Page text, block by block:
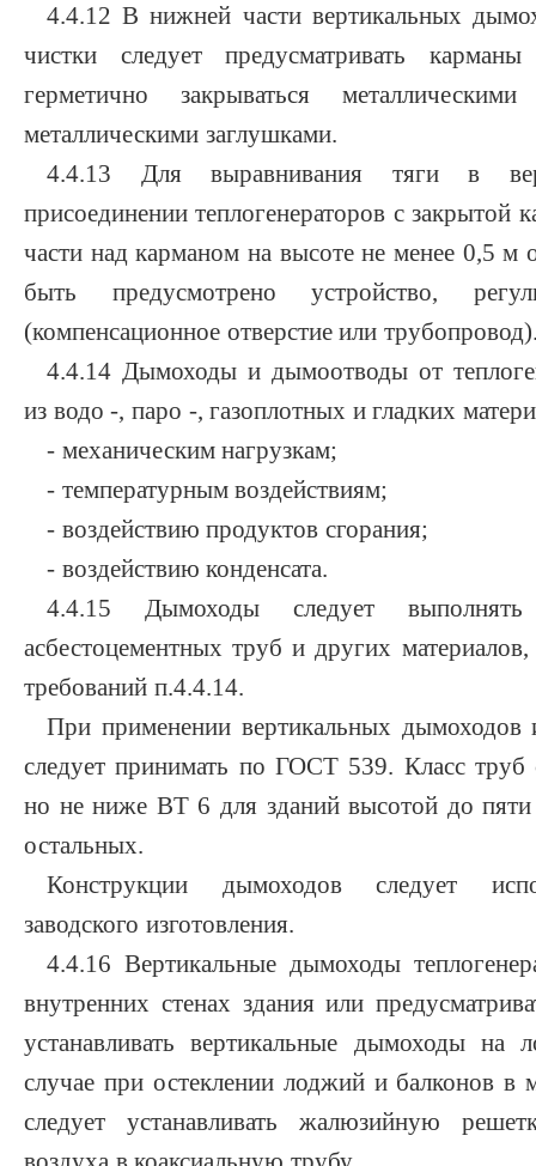
4.4.12 В нижней части вертикальных
чистки следует предусматривать
герметично закрываться
металлическими заглушками.
4.4.13 Для выравнивания тяги в
присоединении теплогенераторов с закрытой
части над карманом на высоте не менее 0,5
быть предусмотрено устройство,
(компенсационное отверстие или
4.4.14 Дымоходы и дымоотводы от
из водо -, паро -, газоплотных и гладких
- механическим нагрузкам;
- температурным воздействиям;
- воздействию продуктов сгорания;
- воздействию конденсата.
4.4.15 Дымоходы следует
асбестоцементных труб и других
требований п.4.4.14.
При применении вертикальных дымоходов
следует принимать по ГОСТ 539. Класс труб
но не ниже ВТ 6 для зданий высотой до
остальных.
Конструкции дымоходов следует
заводского изготовления.
4.4.16 Вертикальные дымоходы
внутренних стенах здания или
устанавливать вертикальные дымоходы
случае при остеклении лоджий и балконов в
следует устанавливать жалюзийную